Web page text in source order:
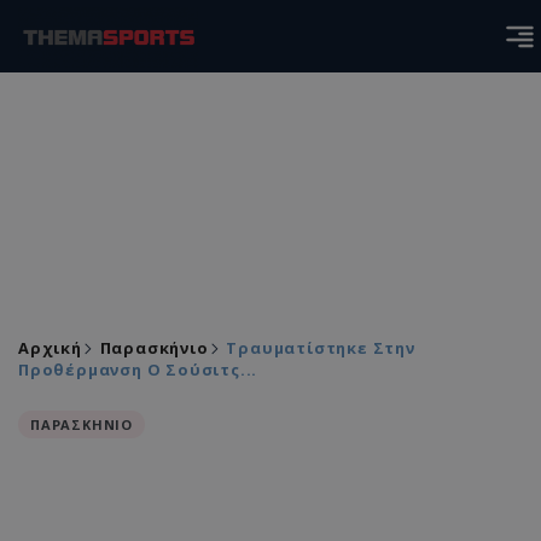
Αρχική Παρασκήνιο
Τραυματίστηκε Στην
Προθέρμανση Ο Σούσιτς...
ΠΑΡΑΣΚΗΝΙΟ